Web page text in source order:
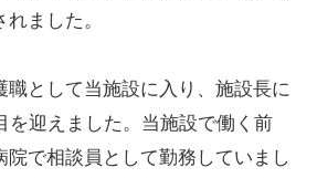
ました。
職として当施設に入り、施設長に
を迎えました。当施設で働く前
院で相談員として勤務していまし